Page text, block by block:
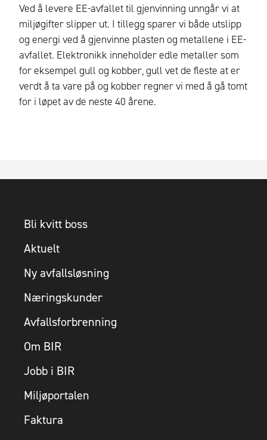
Ved å levere EE-avfallet til gjenvinning unngår vi at
miljøgifter slipper ut. I tillegg sparer vi både utslipp
og energi ved å gjenvinne plasten og metallene i EE-
avfallet. Elektronikk inneholder edle metaller som
for eksempel gull og kobber, gull vet de fleste at er
verdt å ta vare på og kobber regner vi med å gå tomt
for i løpet av de neste 40 årene.
Bli kvitt boss
Aktuelt
Ny avfallsløsning
Næringskunder
Avfallsforbrenning
Om BIR
Jobb i BIR
Miljøportalen
Faktura